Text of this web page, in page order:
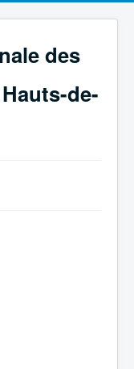
des
de-